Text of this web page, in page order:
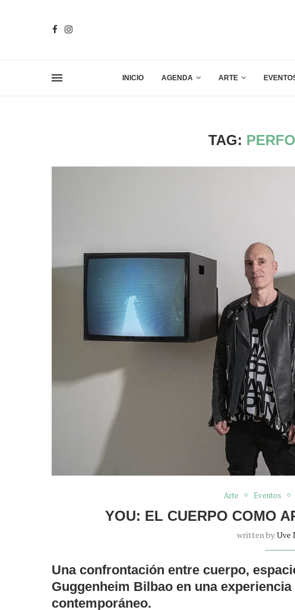
INICIO AGENDA ARTE
TAG:
Arte Eventos
YOU: EL CUERPO COMO
written byUve
Una confrontación entre cuerpo,
Guggenheim Bilbao en una
contemporáneo.